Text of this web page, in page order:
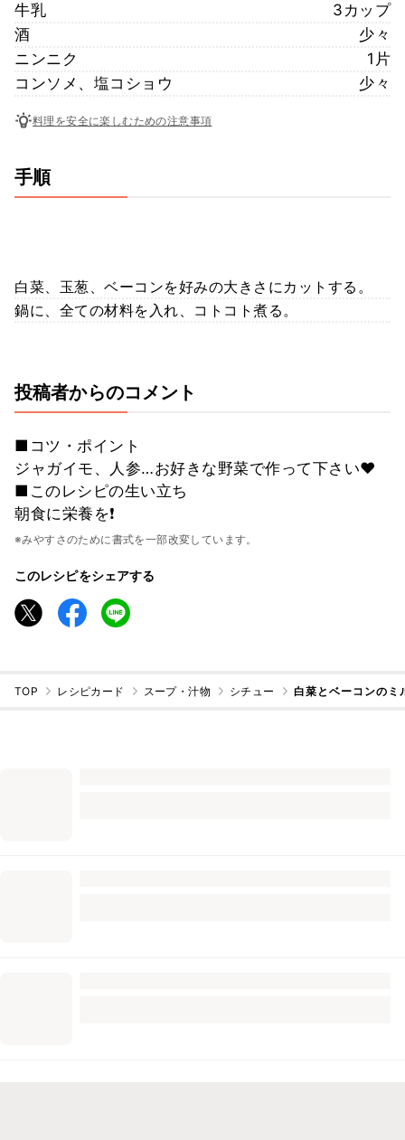
牛乳
3カップ
酒
少々
ニンニク
1片
コンソメ、塩コショウ
少々
料理を安全に楽しむための注意事項
手順
白菜、玉葱、ベーコンを好みの大きさにカットする。
鍋に、全ての材料を入れ、コトコト煮る。
投稿者からのコメント
■コツ・ポイント
ジャガイモ、人参…お好きな野菜で作って下さい♥
■このレシピの生い立ち
朝食に栄養を❗
※みやすさのために書式を一部改変しています。
このレシピをシェアする
TOP レシピカード スープ・汁物 シチュー 白菜とベーコンのミ